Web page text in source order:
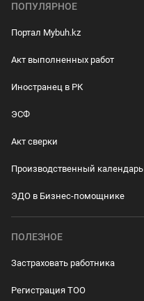
ПОПУЛЯРНОЕ
Портал Mybuh.kz
Акт выполненных работ
Иностранец в РК
ЭСФ
Акт сверки
Производственный календарь
ЭДО в Бизнес-помощнике
ПОЛЕЗНОЕ
Застраховать работника
Регистрация ТОО